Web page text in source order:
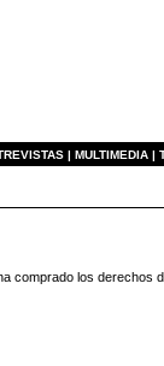
| MULTIMEDIA |
comprado los derechos